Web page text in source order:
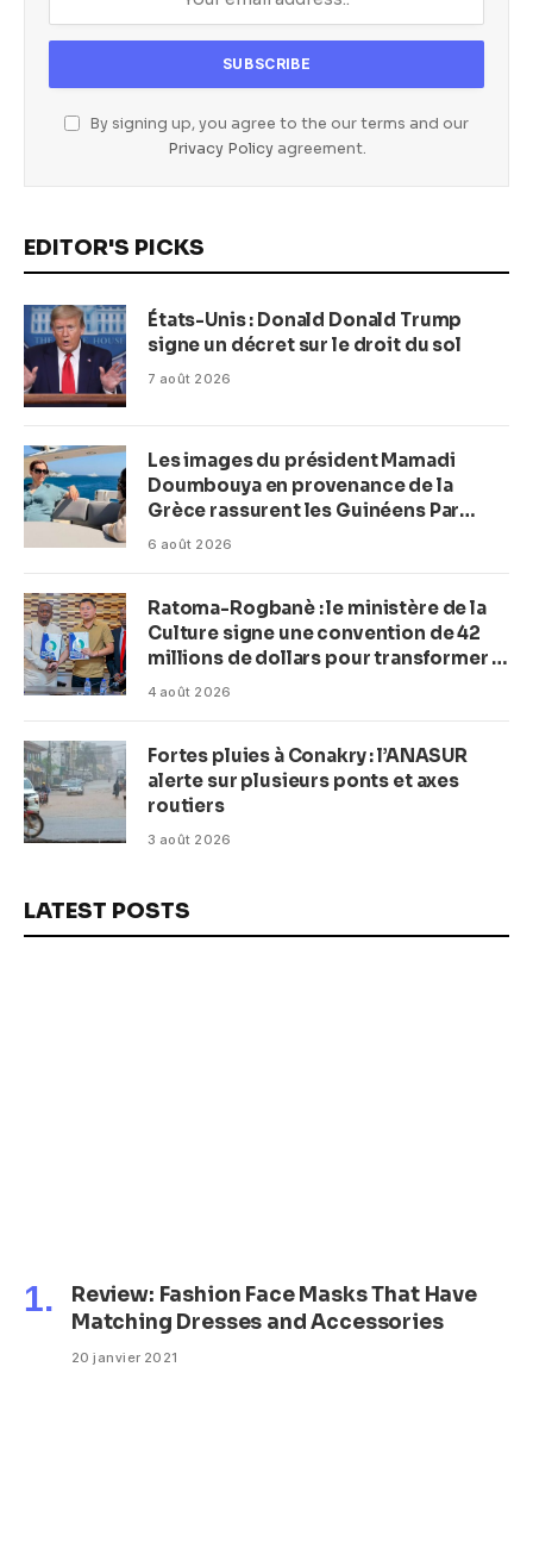
By signing up, you agree to the our terms and our
Privacy Policyagreement.
EDITOR'S PICKS
États-Unis : Donald Donald Trump
signe un décret sur le droit du sol
7 août 2026
Les images du président Mamadi
Doumbouya en provenance de la
Grèce rassurent les Guinéens Par
(Macka Baldé)
6 août 2026
Ratoma-Rogbanè : le ministère de la
Culture signe une convention de 42
millions de dollars pour transformer la
plage en complexe balnéaire
4 août 2026
Fortes pluies à Conakry : l’ANASUR
alerte sur plusieurs ponts et axes
routiers
3 août 2026
LATEST POSTS
Review: Fashion Face Masks That Have
Matching Dresses and Accessories
20 janvier 2021